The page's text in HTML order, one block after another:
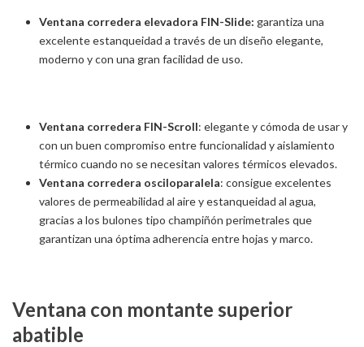
Ventana corredera elevadora FIN-Slide: garantiza una
excelente estanqueidad a través de un diseño elegante,
moderno y con una gran facilidad de uso.
Ventana corredera FIN-Scroll: elegante y cómoda de usar y
con un buen compromiso entre funcionalidad y aislamiento
térmico cuando no se necesitan valores térmicos elevados.
Ventana corredera osciloparalela: consigue excelentes
valores de permeabilidad al aire y estanqueidad al agua,
gracias a los bulones tipo champiñón perimetrales que
garantizan una óptima adherencia entre hojas y marco.
Ventana con montante superior
abatible